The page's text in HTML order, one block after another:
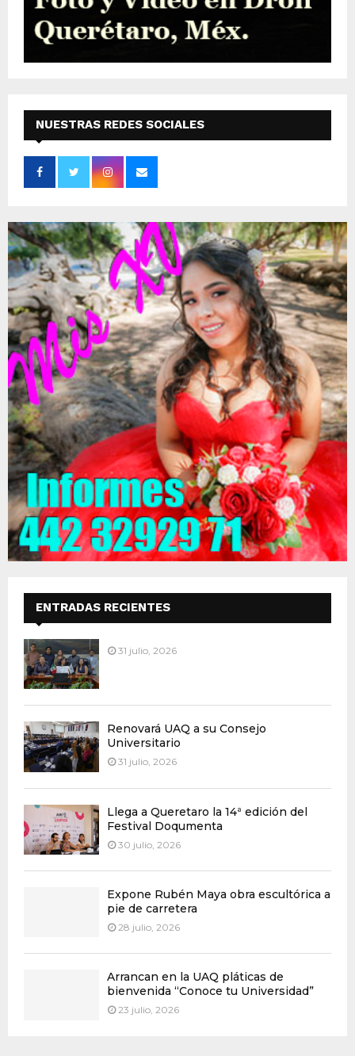
NUESTRAS REDES SOCIALES
ENTRADAS RECIENTES
31 julio, 2026
Renovará UAQ a su Consejo
Universitario
31 julio, 2026
Llega a Queretaro la 14ª edición del
Festival Doqumenta
30 julio, 2026
Expone Rubén Maya obra escultórica a
pie de carretera
28 julio, 2026
Arrancan en la UAQ pláticas de
bienvenida “Conoce tu Universidad”
23 julio, 2026